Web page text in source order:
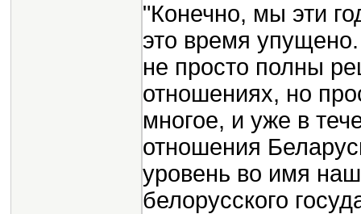
"Конечно, мы эти
это время
не просто полны
отношениях, но
многое, и уже в
отношения
уровень во имя
белорусского